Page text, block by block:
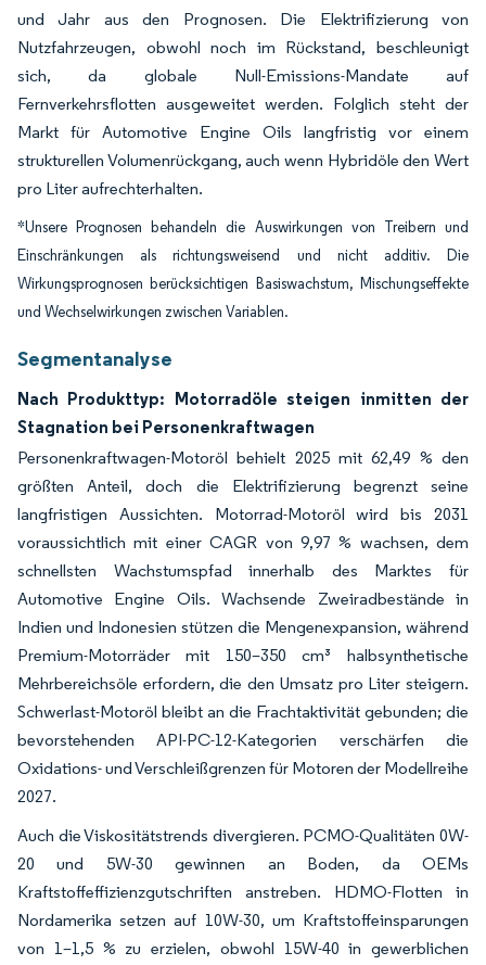
und Jahr aus den Prognosen. Die Elektrifizierung von
Nutzfahrzeugen, obwohl noch im Rückstand, beschleunigt
sich, da globale Null-Emissions-Mandate auf
Fernverkehrsflotten ausgeweitet werden. Folglich steht der
Markt für Automotive Engine Oils langfristig vor einem
strukturellen Volumenrückgang, auch wenn Hybridöle den Wert
pro Liter aufrechterhalten.
*Unsere Prognosen behandeln die Auswirkungen von Treibern und
Einschränkungen als richtungsweisend und nicht additiv. Die
Wirkungsprognosen berücksichtigen Basiswachstum, Mischungseffekte
und Wechselwirkungen zwischen Variablen.
Segmentanalyse
Nach Produkttyp: Motorradöle steigen inmitten der
Stagnation bei Personenkraftwagen
Personenkraftwagen-Motoröl behielt 2025 mit 62,49 % den
größten Anteil, doch die Elektrifizierung begrenzt seine
langfristigen Aussichten. Motorrad-Motoröl wird bis 2031
voraussichtlich mit einer CAGR von 9,97 % wachsen, dem
schnellsten Wachstumspfad innerhalb des Marktes für
Automotive Engine Oils. Wachsende Zweiradbestände in
Indien und Indonesien stützen die Mengenexpansion, während
Premium-Motorräder mit 150–350 cm³ halbsynthetische
Mehrbereichsöle erfordern, die den Umsatz pro Liter steigern.
Schwerlast-Motoröl bleibt an die Frachtaktivität gebunden; die
bevorstehenden API-PC-12-Kategorien verschärfen die
Oxidations- und Verschleißgrenzen für Motoren der Modellreihe
2027.
Auch die Viskositätstrends divergieren. PCMO-Qualitäten 0W-
20 und 5W-30 gewinnen an Boden, da OEMs
Kraftstoffeffizienzgutschriften anstreben. HDMO-Flotten in
Nordamerika setzen auf 10W-30, um Kraftstoffeinsparungen
von 1–1,5 % zu erzielen, obwohl 15W-40 in gewerblichen